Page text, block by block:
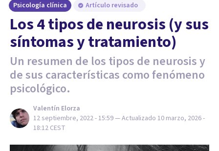
Psicología clínica Artículo revisado
Los 4 tipos de neurosis (y sus
síntomas y tratamiento)
Un resumen de los tipos de neurosis y
de sus características como fenómeno
psicológico.
Valentín Elorza
12 septiembre, 2022 - 15:59— Actualizado 10 marzo, 2026 -
18:12 CEST